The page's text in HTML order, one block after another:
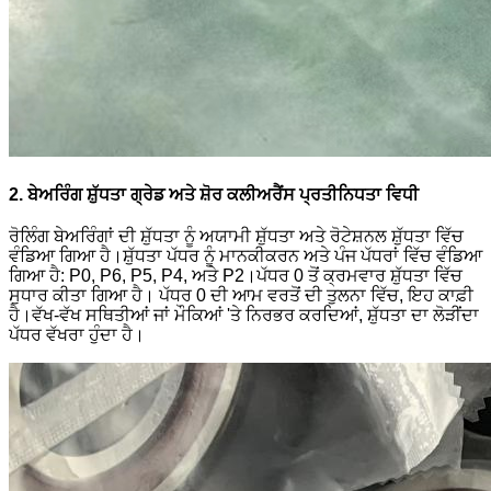
2. ਬੇਅਰਿੰਗ ਸ਼ੁੱਧਤਾ ਗ੍ਰੇਡ ਅਤੇ ਸ਼ੋਰ ਕਲੀਅਰੈਂਸ ਪ੍ਰਤੀਨਿਧਤਾ ਵਿਧੀ
ਰੋਲਿੰਗ ਬੇਅਰਿੰਗਾਂ ਦੀ ਸ਼ੁੱਧਤਾ ਨੂੰ ਅਯਾਮੀ ਸ਼ੁੱਧਤਾ ਅਤੇ ਰੋਟੇਸ਼ਨਲ ਸ਼ੁੱਧਤਾ ਵਿੱਚ
ਵੰਡਿਆ ਗਿਆ ਹੈ।ਸ਼ੁੱਧਤਾ ਪੱਧਰ ਨੂੰ ਮਾਨਕੀਕਰਨ ਅਤੇ ਪੰਜ ਪੱਧਰਾਂ ਵਿੱਚ ਵੰਡਿਆ
ਗਿਆ ਹੈ: P0, P6, P5, P4, ਅਤੇ P2।ਪੱਧਰ 0 ਤੋਂ ਕ੍ਰਮਵਾਰ ਸ਼ੁੱਧਤਾ ਵਿੱਚ
ਸੁਧਾਰ ਕੀਤਾ ਗਿਆ ਹੈ। ਪੱਧਰ 0 ਦੀ ਆਮ ਵਰਤੋਂ ਦੀ ਤੁਲਨਾ ਵਿੱਚ, ਇਹ ਕਾਫ਼ੀ
ਹੈ।ਵੱਖ-ਵੱਖ ਸਥਿਤੀਆਂ ਜਾਂ ਮੌਕਿਆਂ 'ਤੇ ਨਿਰਭਰ ਕਰਦਿਆਂ, ਸ਼ੁੱਧਤਾ ਦਾ ਲੋੜੀਂਦਾ
ਪੱਧਰ ਵੱਖਰਾ ਹੁੰਦਾ ਹੈ।